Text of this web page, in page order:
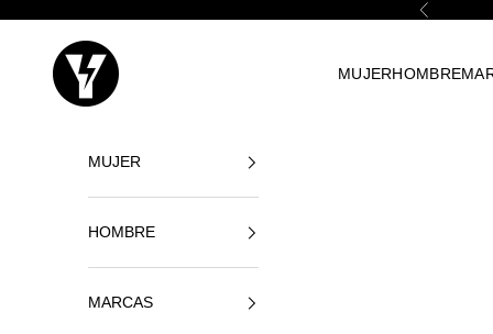
Precedente
Yellowshop
MUJERHOMBRE
MUJER
HOMBRE
MARCAS